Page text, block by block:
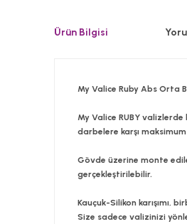
Ürün Bilgisi
My Valice Ruby Abs Orta
My Valice RUBY
darbelere karşı
Gövde üzerine monte
gerçekleştirilebilir.
Kauçuk-Silikon karışımı,
Size sadece valizinizi